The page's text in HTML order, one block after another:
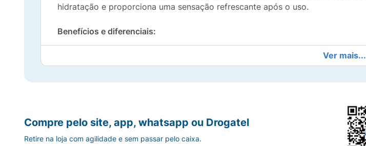
hidratação e proporciona uma sensação refrescante após o uso.
Benefícios e diferenciais:
Revigora a pele mantendo sua hidratação natural equilibrada
Contém vitamina E, antioxidante para uma pele mais saudável e bem cuidada.
Refresca a pele.
Ver mais...
Compre pelo site, app, whatsapp ou Drogatel
Retire na loja com agilidade e sem passar pelo caixa.